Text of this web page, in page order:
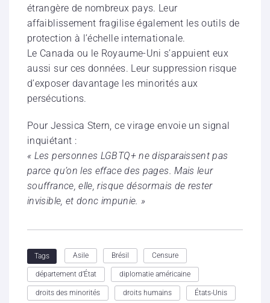
étrangère de nombreux pays. Leur
affaiblissement fragilise également les outils de
protection à l’échelle internationale.
Le Canada ou le Royaume-Uni s’appuient eux
aussi sur ces données. Leur suppression risque
d’exposer davantage les minorités aux
persécutions.
Pour Jessica Stern, ce virage envoie un signal
inquiétant :
« Les personnes LGBTQ+ ne disparaissent pas
parce qu’on les efface des pages. Mais leur
souffrance, elle, risque désormais de rester
invisible, et donc impunie. »
Tags Asile Brésil Censure
département d’État diplomatie américaine
droits des minorités droits humains États-Unis